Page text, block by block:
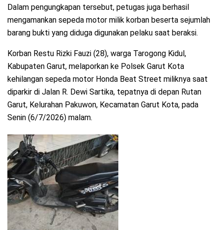
Dalam pengungkapan tersebut, petugas juga berhasil
mengamankan sepeda motor milik korban beserta sejumlah
barang bukti yang diduga digunakan pelaku saat beraksi.
Korban Restu Rizki Fauzi (28), warga Tarogong Kidul,
Kabupaten Garut, melaporkan ke Polsek Garut Kota
kehilangan sepeda motor Honda Beat Street miliknya saat
diparkir di Jalan R. Dewi Sartika, tepatnya di depan Rutan
Garut, Kelurahan Pakuwon, Kecamatan Garut Kota, pada
Senin (6/7/2026) malam.